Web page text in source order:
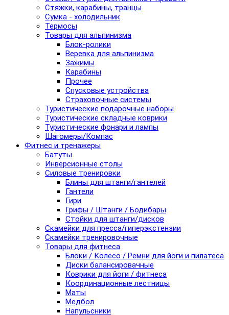
Стяжки, карабины, транцы
Сумка - холодильник
Термосы
Товары для альпинизма
Блок-ролики
Веревка для альпинизма
Зажимы
Карабины
Прочее
Спусковые устройства
Страховочные системы
Туристические подарочные наборы
Туристические складные коврики
Туристические фонари и лампы
Шагомеры/Компас
Фитнес и тренажеры
Батуты
Инверсионные столы
Силовые тренировки
Блины для штанги/гантелей
Гантели
Гири
Грифы / Штанги / Бодибары
Стойки для штанги/дисков
Скамейки для пресса/гиперэкстензии
Скамейки тренировочные
Товары для фитнеса
Блоки / Колесо / Ремни для йоги и пилатеса
Диски балансировачные
Коврики для йоги / фитнеса
Координационные лестницы
Маты
Медбол
Напульсники